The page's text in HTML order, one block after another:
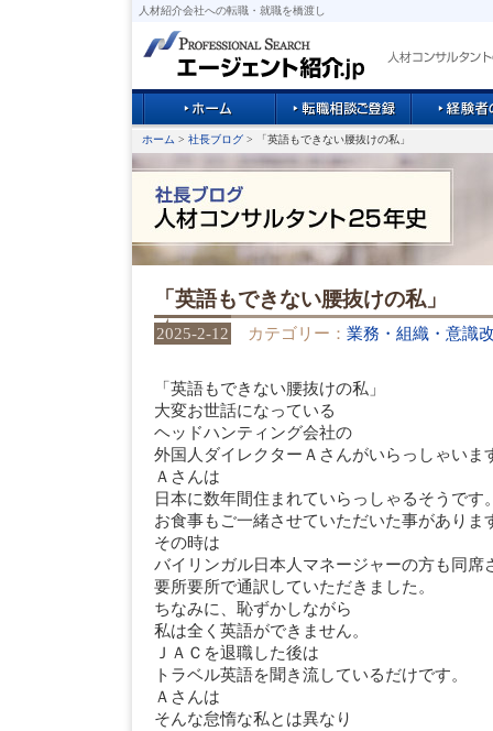
人材紹介会社への転職・就職を橋渡し
ホーム > 社長ブログ > 「英語もできない腰抜けの私」
「英語もできない腰抜けの私」
2025-2-12 カテゴリー： 業務・組織・意識
「英語もできない腰抜けの私」
大変お世話になっている
ヘッドハンティング会社の
外国人ダイレクターＡさんがいらっしゃいま
Ａさんは
日本に数年間住まれていらっしゃるそうです
お食事もご一緒させていただいた事がありま
その時は
バイリンガル日本人マネージャーの方も同席
要所要所で通訳していただきました。
ちなみに、恥ずかしながら
私は全く英語ができません。
ＪＡＣを退職した後は
トラベル英語を聞き流しているだけです。
Ａさんは
そんな怠惰な私とは異なり